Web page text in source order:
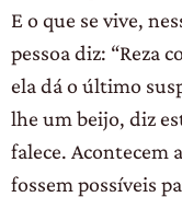
E o que se vive,
pessoa diz: “Reza
ela dá o último
lhe um beijo, diz
falece. Acontecem
fossem possíveis